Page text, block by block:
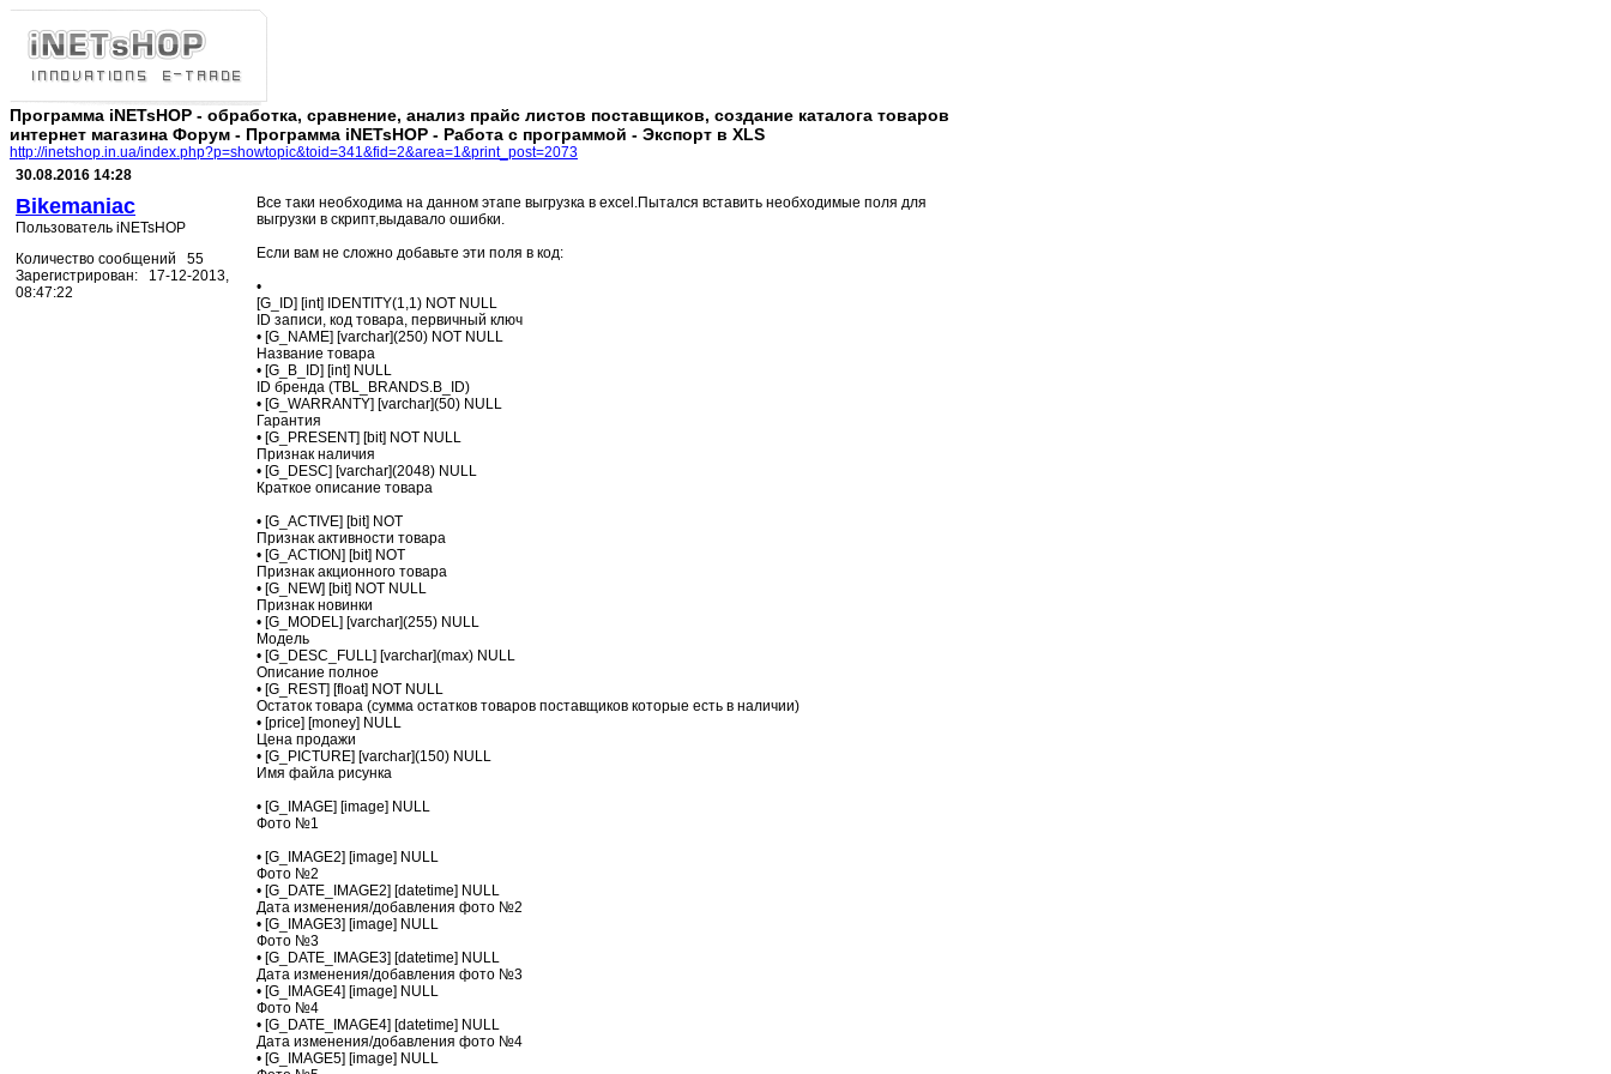
Программа iNETsHOP - обработка, сравнение, анализ прайс листов поставщиков, создание каталога товаров
интернет магазина Форум - Программа iNETsHOP - Работа с программой - Экспорт в XLS
http://inetshop.in.ua/index.php?p=showtopic&toid=341&fid=2&area=1&print_post=2073
30.08.2016 14:28
Bikemaniac
Пользователь iNETsHOP
Количество сообщений 55
Зарегистрирован: 17-12-2013,
08:47:22
Все таки необходима на данном этапе выгрузка в excel.Пытался вставить необходимые поля для
выгрузки в скрипт,выдавало ошибки.
Если вам не сложно добавьте эти поля в код:
•
[G_ID] [int] IDENTITY(1,1) NOT NULL
ID записи, код товара, первичный ключ
• [G_NAME] [varchar](250) NOT NULL
Название товара
• [G_B_ID] [int] NULL
ID бренда (TBL_BRANDS.B_ID)
• [G_WARRANTY] [varchar](50) NULL
Гарантия
• [G_PRESENT] [bit] NOT NULL
Признак наличия
• [G_DESC] [varchar](2048) NULL
Краткое описание товара
• [G_ACTIVE] [bit] NOT
Признак активности товара
• [G_ACTION] [bit] NOT
Признак акционного товара
• [G_NEW] [bit] NOT NULL
Признак новинки
• [G_MODEL] [varchar](255) NULL
Модель
• [G_DESC_FULL] [varchar](max) NULL
Описание полное
• [G_REST] [float] NOT NULL
Остаток товара (сумма остатков товаров поставщиков которые есть в наличии)
• [price] [money] NULL
Цена продажи
• [G_PICTURE] [varchar](150) NULL
Имя файла рисунка
• [G_IMAGE] [image] NULL
Фото №1
• [G_IMAGE2] [image] NULL
Фото №2
• [G_DATE_IMAGE2] [datetime] NULL
Дата изменения/добавления фото №2
• [G_IMAGE3] [image] NULL
Фото №3
• [G_DATE_IMAGE3] [datetime] NULL
Дата изменения/добавления фото №3
• [G_IMAGE4] [image] NULL
Фото №4
• [G_DATE_IMAGE4] [datetime] NULL
Дата изменения/добавления фото №4
• [G_IMAGE5] [image] NULL